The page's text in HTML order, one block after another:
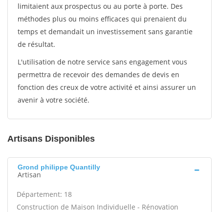
limitaient aux prospectus ou au porte à porte. Des
méthodes plus ou moins efficaces qui prenaient du
temps et demandait un investissement sans garantie
de résultat.
L'utilisation de notre service sans engagement vous
permettra de recevoir des demandes de devis en
fonction des creux de votre activité et ainsi assurer un
avenir à votre société.
Artisans Disponibles
Grond philippe Quantilly
Artisan
Département: 18
Construction de Maison Individuelle - Rénovation